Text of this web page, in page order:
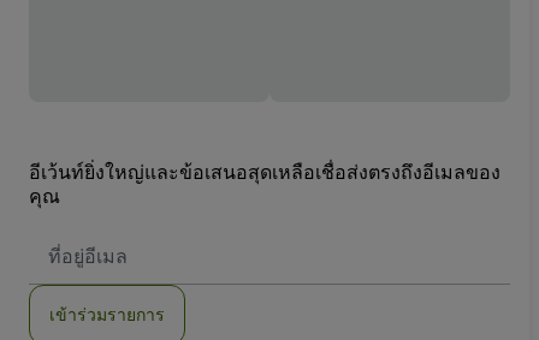
อีเว้นท์ยิ่งใหญ่และข้อเสนอสุดเหลือเชื่อส่งตรงถึงอีเมลของ
คุณ
อยู่
เข้าร่วมรายการ